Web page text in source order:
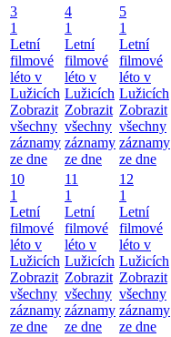
3
1
Letní
filmové
léto v
Lužicích
Zobrazit
všechny
záznamy
ze dne
4
1
Letní
filmové
léto v
Lužicích
Zobrazit
všechny
záznamy
ze dne
5
1
Letní
filmové
léto v
Lužicích
Zobrazit
všechny
záznamy
ze dne
10
1
Letní
filmové
léto v
Lužicích
Zobrazit
všechny
záznamy
ze dne
11
1
Letní
filmové
léto v
Lužicích
Zobrazit
všechny
záznamy
ze dne
12
1
Letní
filmové
léto v
Lužicích
Zobrazit
všechny
záznamy
ze dne